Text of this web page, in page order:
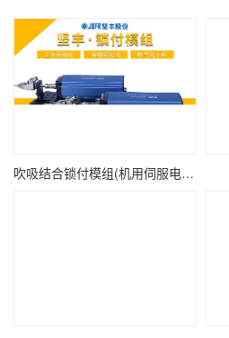
吹吸结合锁付模组(机用伺服电批SDL-0412)